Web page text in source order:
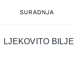
SURADNJA
LJEKOVITO BILJE